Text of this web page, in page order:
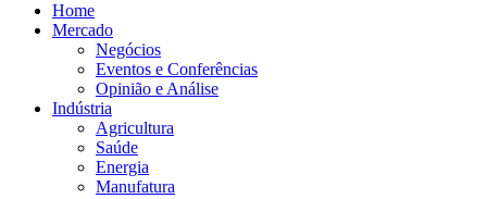
Home
Mercado
Negócios
Eventos e Conferências
Opinião e Análise
Indústria
Agricultura
Saúde
Energia
Manufatura